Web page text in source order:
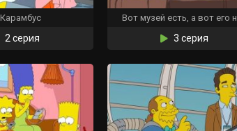
2 серия
Вот музей есть, а вот его
3 серия